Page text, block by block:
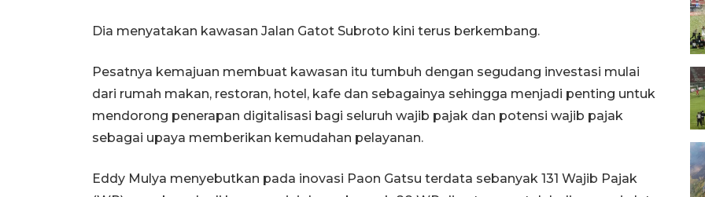
Dia menyatakan kawasan Jalan Gatot Subroto kini terus berkembang.
Pesatnya kemajuan membuat kawasan itu tumbuh dengan segudang investasi mulai
dari rumah makan, restoran, hotel, kafe dan sebagainya sehingga menjadi penting untuk
mendorong penerapan digitalisasi bagi seluruh wajib pajak dan potensi wajib pajak
sebagai upaya memberikan kemudahan pelayanan.
Eddy Mulya menyebutkan pada inovasi Paon Gatsu terdata sebanyak 131 Wajib Pajak